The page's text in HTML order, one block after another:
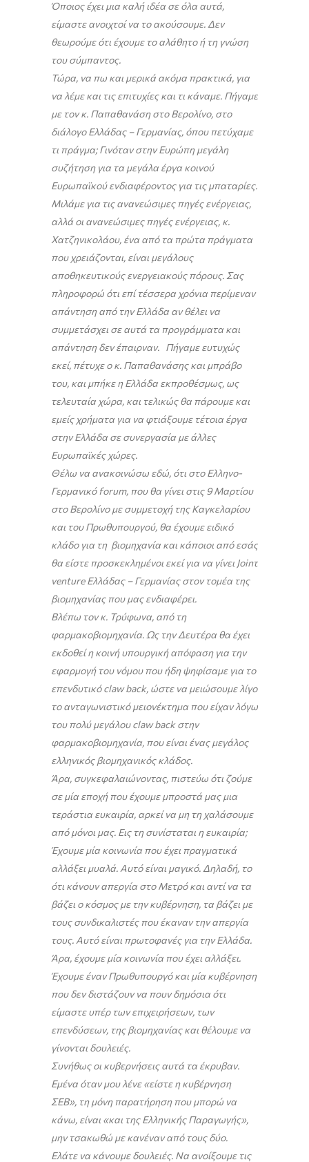
Όποιος έχει μια καλή ιδέα σε όλα αυτά,
είμαστε ανοιχτοί να το ακούσουμε. Δεν
θεωρούμε ότι έχουμε το αλάθητο ή τη γνώση
του σύμπαντος.
Τώρα, να πω και μερικά ακόμα πρακτικά, για
να λέμε και τις επιτυχίες και τι κάναμε. Πήγαμε
με τον κ. Παπαθανάση στο Βερολίνο, στο
διάλογο Ελλάδας – Γερμανίας, όπου πετύχαμε
τι πράγμα; Γινόταν στην Ευρώπη μεγάλη
συζήτηση για τα μεγάλα έργα κοινού
Ευρωπαϊκού ενδιαφέροντος για τις μπαταρίες.
Μιλάμε για τις ανανεώσιμες πηγές ενέργειας,
αλλά οι ανανεώσιμες πηγές ενέργειας, κ.
Χατζηνικολάου, ένα από τα πρώτα πράγματα
που χρειάζονται, είναι μεγάλους
αποθηκευτικούς ενεργειακούς πόρους. Σας
πληροφορώ ότι επί τέσσερα χρόνια περίμεναν
απάντηση από την Ελλάδα αν θέλει να
συμμετάσχει σε αυτά τα προγράμματα και
απάντηση δεν έπαιρναν. Πήγαμε ευτυχώς
εκεί, πέτυχε ο κ. Παπαθανάσης και μπράβο
του, και μπήκε η Ελλάδα εκπροθέσμως, ως
τελευταία χώρα, και τελικώς θα πάρουμε και
εμείς χρήματα για να φτιάξουμε τέτοια έργα
στην Ελλάδα σε συνεργασία με άλλες
Ευρωπαϊκές χώρες.
Θέλω να ανακοινώσω εδώ, ότι στο Ελληνο-
Γερμανικό forum, που θα γίνει στις 9 Μαρτίου
στο Βερολίνο με συμμετοχή της Καγκελαρίου
και του Πρωθυπουργού, θα έχουμε ειδικό
κλάδο για τη βιομηχανία και κάποιοι από εσάς
θα είστε προσκεκλημένοι εκεί για να γίνει Joinτ
ventureΕλλάδας – Γερμανίας στον τομέα της
βιομηχανίας που μας ενδιαφέρει.
Βλέπω τον κ. Τρύφωνα, από τη
φαρμακοβιομηχανία. Ως την Δευτέρα θα έχει
εκδοθεί η κοινή υπουργική απόφαση για την
εφαρμογή του νόμου που ήδη ψηφίσαμε για το
επενδυτικόclaw back, ώστε να μειώσουμε λίγο
το ανταγωνιστικό μειονέκτημα που είχαν λόγω
του πολύ μεγάλουclaw backστην
φαρμακοβιομηχανία, που είναι ένας μεγάλος
ελληνικός βιομηχανικός κλάδος.
Άρα, συγκεφαλαιώνοντας, πιστεύω ότι ζούμε
σε μία εποχή που έχουμε μπροστά μας μια
τεράστια ευκαιρία, αρκεί να μη τη χαλάσουμε
από μόνοι μας. Εις τη συνίσταται η ευκαιρία;
Έχουμε μία κοινωνία που έχει πραγματικά
αλλάξει μυαλά. Αυτό είναι μαγικό. Δηλαδή, το
ότι κάνουν απεργία στο Μετρό και αντί να τα
βάζει ο κόσμος με την κυβέρνηση, τα βάζει με
τους συνδικαλιστές που έκαναν την απεργία
τους. Αυτό είναι πρωτοφανές για την Ελλάδα.
Άρα, έχουμε μία κοινωνία που έχει αλλάξει.
Έχουμε έναν Πρωθυπουργό και μία κυβέρνηση
που δεν διστάζουν να πουν δημόσια ότι
είμαστε υπέρ των επιχειρήσεων, των
επενδύσεων, της βιομηχανίας και θέλουμε να
γίνονται δουλειές.
Συνήθως οι κυβερνήσεις αυτά τα έκρυβαν.
Εμένα όταν μου λένε «είστε η κυβέρνηση
ΣΕΒ», τη μόνη παρατήρηση που μπορώ να
κάνω, είναι «και της Ελληνικής Παραγωγής»,
μην τσακωθώ με κανέναν από τους δύο.
Ελάτε να κάνουμε δουλειές. Να ανοίξουμε τις